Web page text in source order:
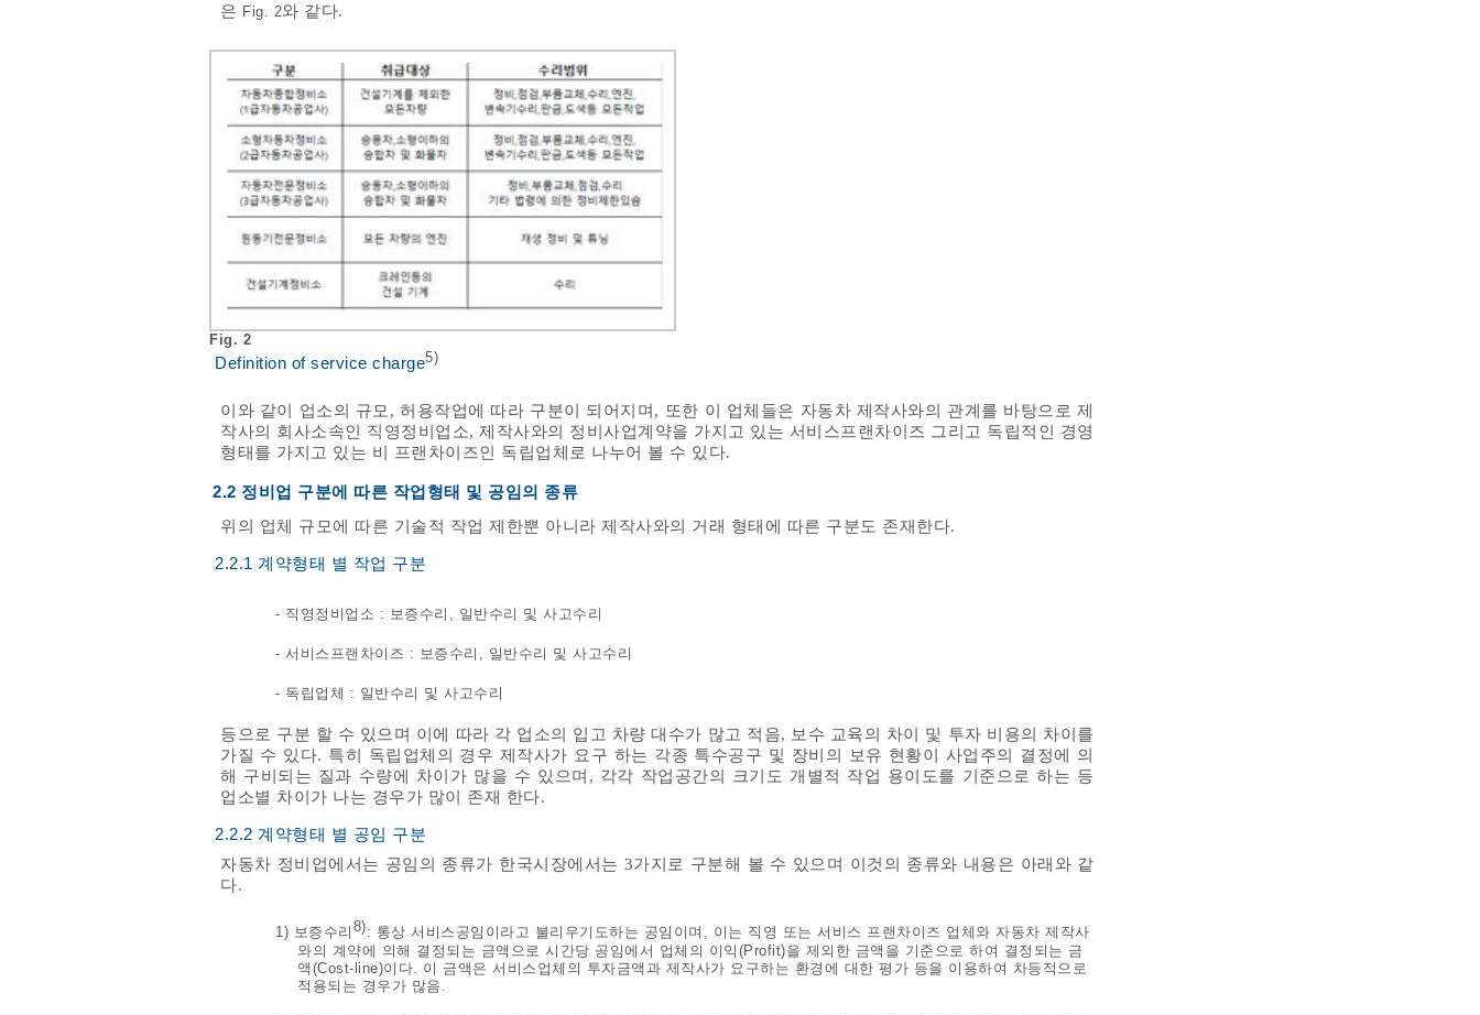
은 Fig. 2와 같다.
Fig. 2
Definition of service charge5)
이와 같이 업소의 규모, 허용작업에 따라 구분이 되어지며, 또한 이 업체들은 자동차 제작사와의 관계를 바탕으로 제
작사의 회사소속인 직영정비업소, 제작사와의 정비사업계약을 가지고 있는 서비스프랜차이즈 그리고 독립적인 경영
형태를 가지고 있는 비 프랜차이즈인 독립업체로 나누어 볼 수 있다.
2.2 정비업 구분에 따른 작업형태 및 공임의 종류
위의 업체 규모에 따른 기술적 작업 제한뿐 아니라 제작사와의 거래 형태에 따른 구분도 존재한다.
2.2.1 계약형태 별 작업 구분
- 직영정비업소 : 보증수리, 일반수리 및 사고수리
- 서비스프랜차이즈 : 보증수리, 일반수리 및 사고수리
- 독립업체 : 일반수리 및 사고수리
등으로 구분 할 수 있으며 이에 따라 각 업소의 입고 차량 대수가 많고 적음, 보수 교육의 차이 및 투자 비용의 차이를
가질 수 있다. 특히 독립업체의 경우 제작사가 요구 하는 각종 특수공구 및 장비의 보유 현황이 사업주의 결정에 의
해 구비되는 질과 수량에 차이가 많을 수 있으며, 각각 작업공간의 크기도 개별적 작업 용이도를 기준으로 하는 등
업소별 차이가 나는 경우가 많이 존재 한다.
2.2.2 계약형태 별 공임 구분
자동차 정비업에서는 공임의 종류가 한국시장에서는 3가지로 구분해 볼 수 있으며 이것의 종류와 내용은 아래와 같
다.
1) 보증수리 8): 통상 서비스공임이라고 불리우기도하는 공임이며, 이는 직영 또는 서비스 프랜차이즈 업체와 자동차 제작사
와의 계약에 의해 결정되는 금액으로 시간당 공임에서 업체의 이익(Profit)을 제외한 금액을 기준으로 하여 결정되는 금
액(Cost-line)이다. 이 금액은 서비스업체의 투자금액과 제작사가 요구하는 환경에 대한 평가 등을 이용하여 차등적으로
적용되는 경우가 많음.